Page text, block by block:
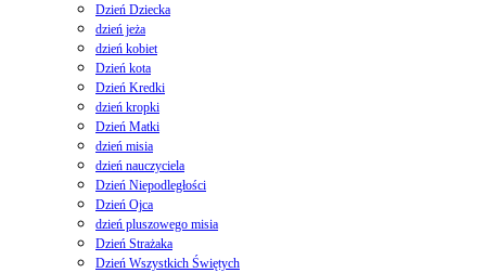
Dzień Dziecka
dzień jeża
dzień kobiet
Dzień kota
Dzień Kredki
dzień kropki
Dzień Matki
dzień misia
dzień nauczyciela
Dzień Niepodległości
Dzień Ojca
dzień pluszowego misia
Dzień Strażaka
Dzień Wszystkich Świętych